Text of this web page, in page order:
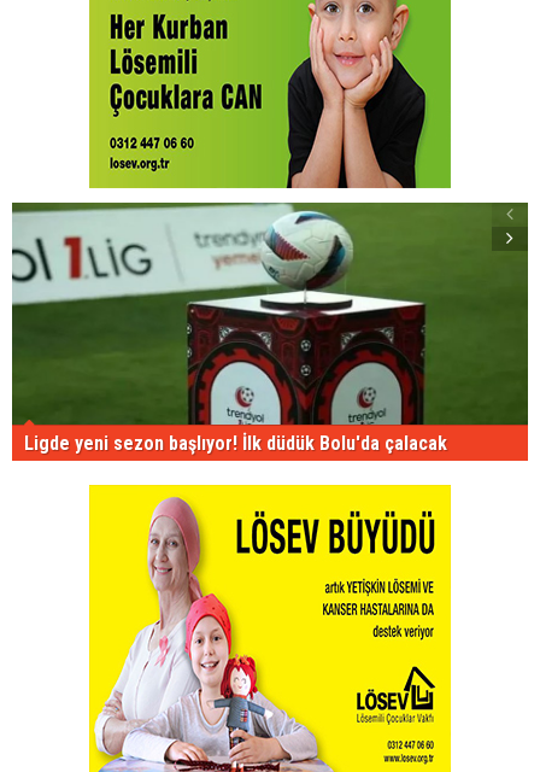
Ligde yeni sezon başlıyor! İlk düdük Bolu'da çalacak